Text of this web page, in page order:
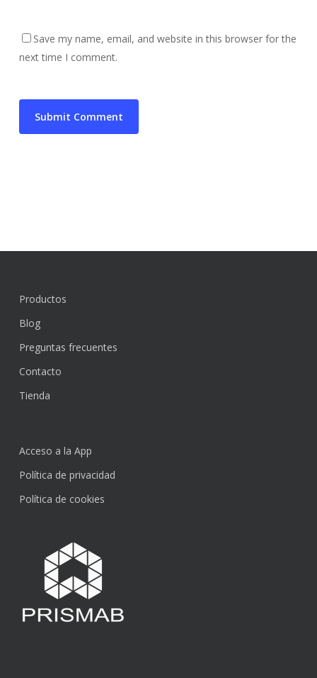
Subtotal:
Save my name, email, and website in this browser for the
next time I comment.
Productos
Blog
Preguntas frecuentes
Contacto
Tienda
Acceso a la App
Política de privacidad
Política de cookies